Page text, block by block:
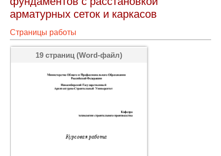
арматурных сеток и каркасов
Страницы работы
19 страниц (Word-файл)